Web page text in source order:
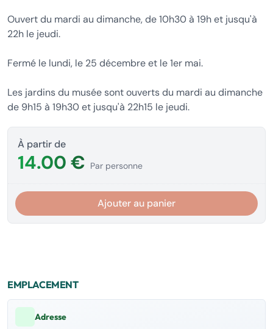
Ouvert du mardi au dimanche, de 10h30 à 19h et jusqu'à
22h le jeudi.
Fermé le lundi, le 25 décembre et le 1er mai.
Les jardins du musée sont ouverts du mardi au dimanche
de 9h15 à 19h30 et jusqu'à 22h15 le jeudi.
À partir de
14.00 € Par personne
Ajouter au panier
EMPLACEMENT
Adresse